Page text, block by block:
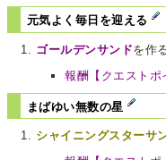
元気よく毎日を迎える
ゴールデンサンドを作
報酬【クエストポ
まばゆい無数の星
シャイニングスターサ